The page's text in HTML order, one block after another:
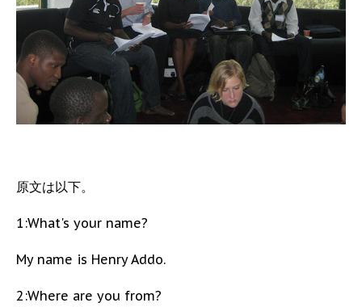
原文は以下。
1:What's your name?
My name is Henry Addo.
2:Where are you from?